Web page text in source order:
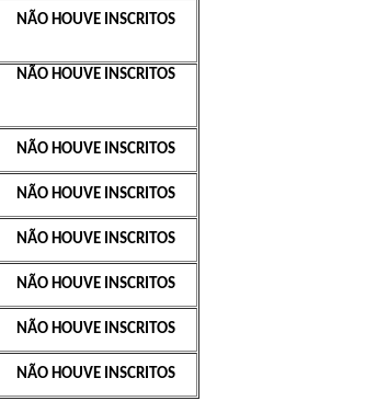
NÃO HOUVE INSCRITOS
NÃO HOUVE INSCRITOS
NÃO HOUVE INSCRITOS
NÃO HOUVE INSCRITOS
NÃO HOUVE INSCRITOS
NÃO HOUVE INSCRITOS
NÃO HOUVE INSCRITOS
NÃO HOUVE INSCRITOS